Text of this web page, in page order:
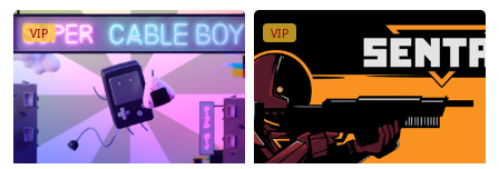
VIP VIP